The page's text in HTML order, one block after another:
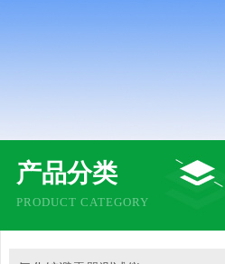
产品分类
PRODUCT CATEGORY